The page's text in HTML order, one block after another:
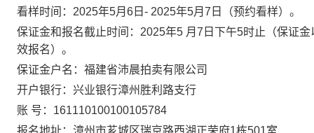
看样时间： 2025年5月 6 日 - 2025年5月 7 日
（预约看样）。
保证金和报名截止时间： 2025年5 月 7 日下午5时止（保证
效报名）。
保证金户名：福建省沛晨拍卖有限公司
开户银行：兴业银行漳州胜利路支行
账 号： 161110100100105784
报名地址： 漳州市芗城区瑞京路西湖正荣府1栋501室